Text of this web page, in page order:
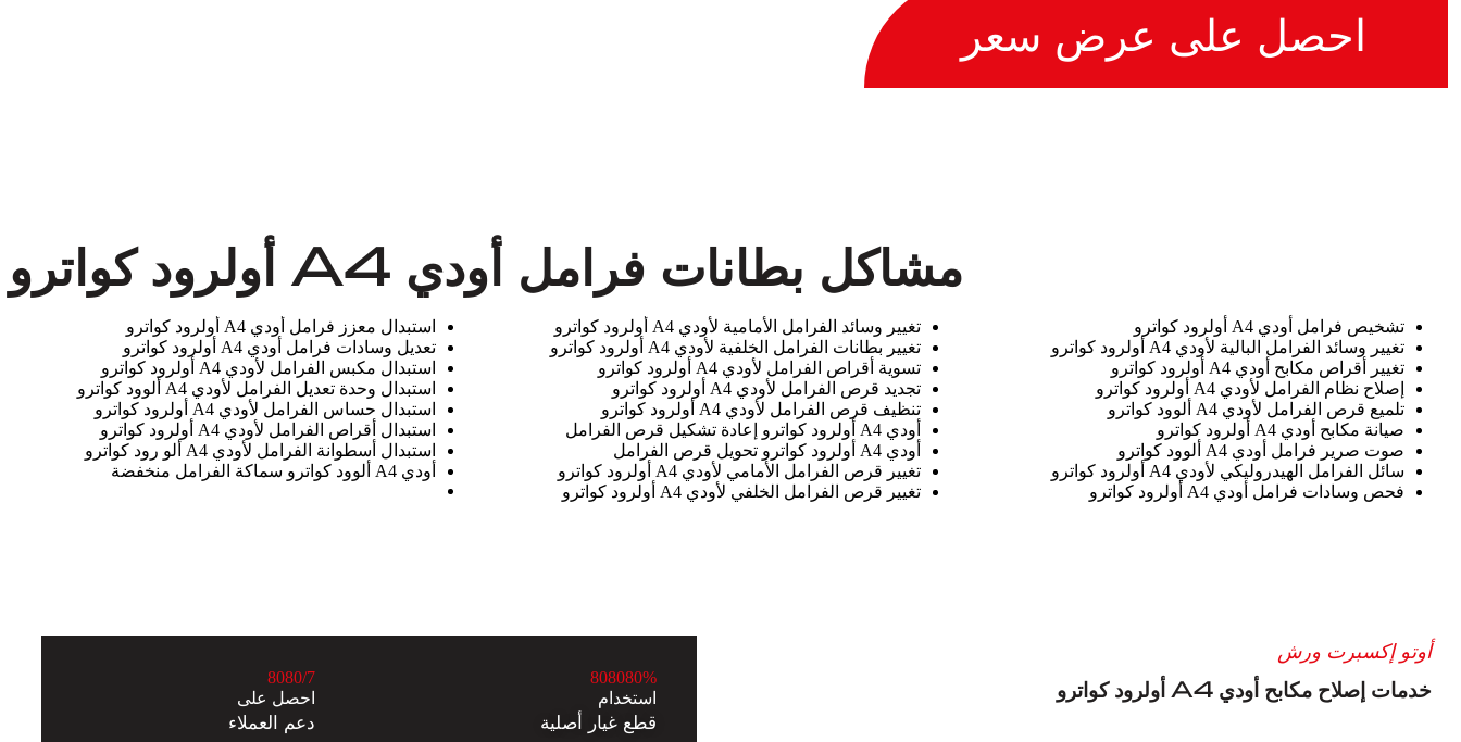
احصل على عرض سعر
مشاكل بطانات فرامل أودي A4 أولرود كواترو
تشخيص فرامل أودي A4 أولرود كواترو
تغيير وسائد الفرامل البالية لأودي A4 أولرود كواترو
تغيير أقراص مكابح أودي A4 أولرود كواترو
إصلاح نظام الفرامل لأودي A4 أولرود كواترو
تلميع قرص الفرامل لأودي A4 ألوود كواترو
صيانة مكابح أودي A4 أولرود كواترو
صوت صرير فرامل أودي A4 ألوود كواترو
سائل الفرامل الهيدروليكي لأودي A4 أولرود كواترو
فحص وسادات فرامل أودي A4 أولرود كواترو
تغيير وسائد الفرامل الأمامية لأودي A4 أولرود كواترو
تغيير بطانات الفرامل الخلفية لأودي A4 أولرود كواترو
تسوية أقراص الفرامل لأودي A4 أولرود كواترو
تجديد قرص الفرامل لأودي A4 أولرود كواترو
تنظيف قرص الفرامل لأودي A4 أولرود كواترو
أودي A4 أولرود كواترو إعادة تشكيل قرص الفرامل
أودي A4 أولرود كواترو تحويل قرص الفرامل
تغيير قرص الفرامل الأمامي لأودي A4 أولرود كواترو
تغيير قرص الفرامل الخلفي لأودي A4 أولرود كواترو
استبدال معزز فرامل أودي A4 أولرود كواترو
تعديل وسادات فرامل أودي A4 أولرود كواترو
استبدال مكبس الفرامل لأودي A4 أولرود كواترو
استبدال وحدة تعديل الفرامل لأودي A4 ألوود كواترو
استبدال حساس الفرامل لأودي A4 أولرود كواترو
استبدال أقراص الفرامل لأودي A4 أولرود كواترو
استبدال أسطوانة الفرامل لأودي A4 ألو رود كواترو
أودي A4 ألوود كواترو سماكة الفرامل منخفضة
أوتو إكسبرت ورش
خدمات إصلاح مكابح أودي A4 أولرود كواترو 808080%
استخدام
قطع غيار أصلية
8080/7
احصل على
دعم العملاء